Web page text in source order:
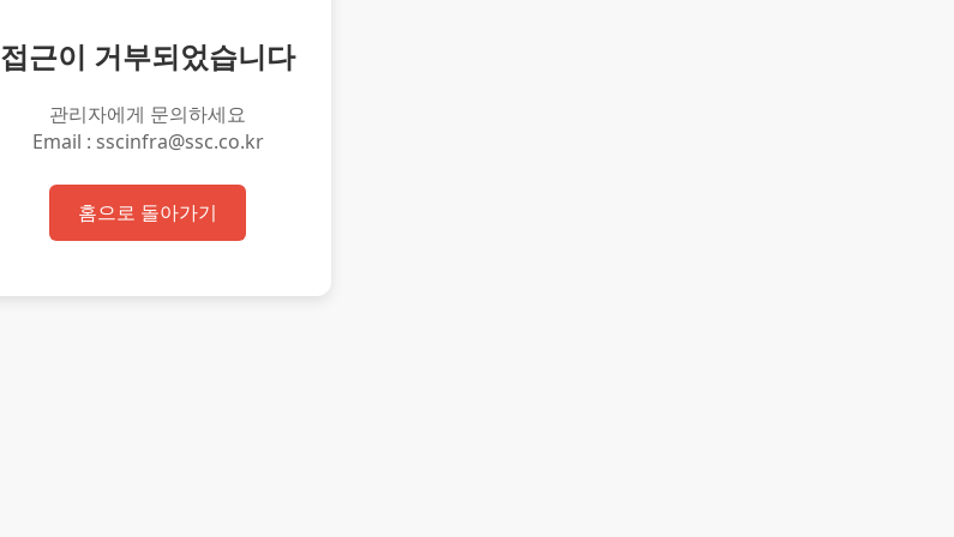
접근이 거부되었습니다
관리자에게 문의하세요
Email : sscinfra@ssc.co.kr
홈으로 돌아가기